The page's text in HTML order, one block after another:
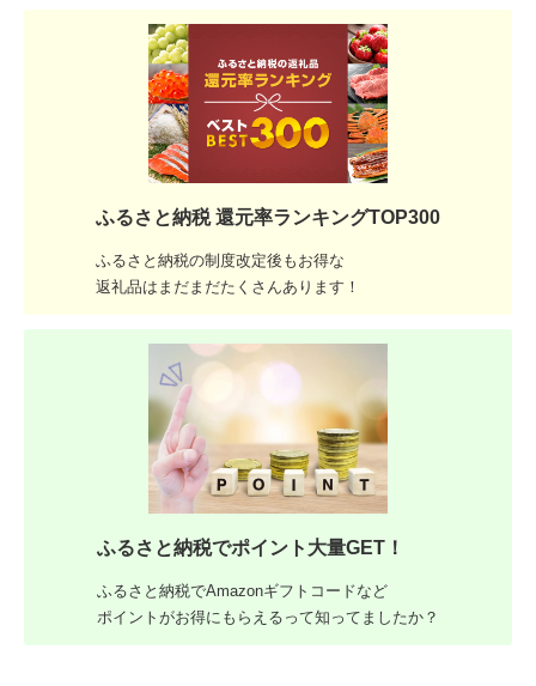
ふるさと納税 還元率ランキングTOP300
ふるさと納税の制度改定後もお得な
返礼品はまだまだたくさんあります！
ふるさと納税でポイント大量GET！
ふるさと納税でAmazonギフトコードなど
ポイントがお得にもらえるって知ってましたか？